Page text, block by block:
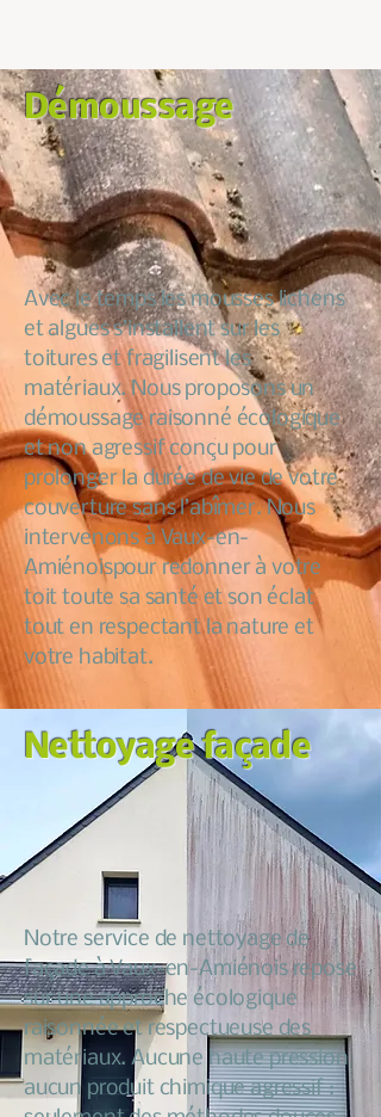
Démoussage
Avec le temps les mousses lichens
et algues s’installent sur les
toitures et fragilisent les
matériaux. Nous proposons un
démoussage raisonné écologique
et non agressif conçu pour
prolonger la durée de vie de votre
couverture sans l’abîmer. Nous
intervenons à Vaux-en-
Amiénoispour redonner à votre
toit toute sa santé et son éclat
tout en respectant la nature et
votre habitat.
Nettoyage façade
Notre service de nettoyage de
façade à Vaux-en-Amiénois repose
sur une approche écologique
raisonnée et respectueuse des
matériaux. Aucune haute pression
aucun produit chimique agressif :